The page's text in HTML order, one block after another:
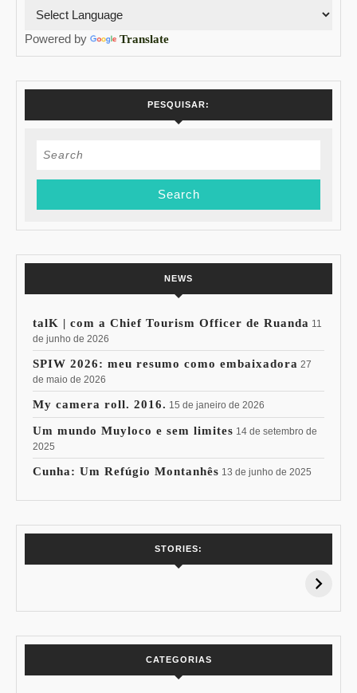
Powered by Translate
PESQUISAR:
Search
NEWS
talK | com a Chief Tourism Officer de Ruanda 11
de junho de 2026
SPIW 2026: meu resumo como embaixadora 27
de maio de 2026
My camera roll. 2016. 15 de janeiro de 2026
Um mundo Muyloco e sem limites 14 de setembro de
2025
Cunha: Um Refúgio Montanhês 13 de junho de 2025
STORIES:
15% de
Pessoal: Os
CATEGORIAS